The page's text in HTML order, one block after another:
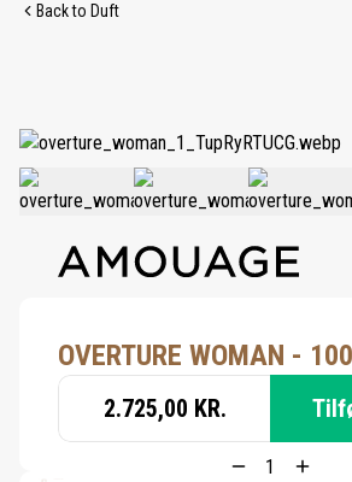
Back to Duft
OVERTURE WOMAN -
2.725,00 KR.